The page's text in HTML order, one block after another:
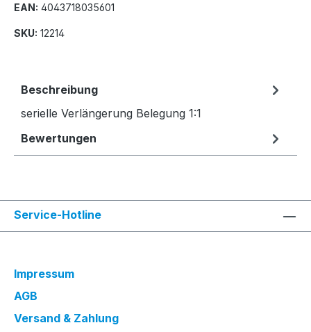
EAN: 4043718035601
SKU: 12214
Beschreibung
serielle Verlängerung Belegung 1:1
Bewertungen
Service-Hotline
Impressum
AGB
Versand & Zahlung